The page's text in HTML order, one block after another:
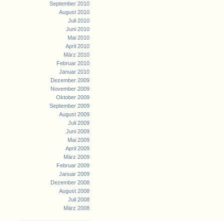
September 2010
August 2010
Juli 2010
Juni 2010
Mai 2010
April 2010
März 2010
Februar 2010
Januar 2010
Dezember 2009
November 2009
Oktober 2009
September 2009
August 2009
Juli 2009
Juni 2009
Mai 2009
April 2009
März 2009
Februar 2009
Januar 2009
Dezember 2008
August 2008
Juli 2008
März 2008